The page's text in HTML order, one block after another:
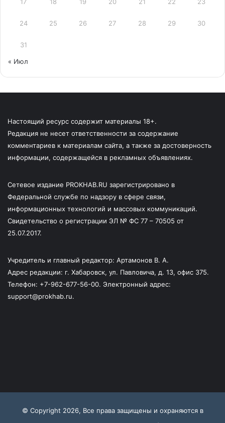
24 25 26 27 28 29 30
31
« Июл
Настоящий ресурс содержит материалы 18+.
Редакция не несет ответственности за содержание
комментариев к материалам сайта, а также за достоверность
информации, содержащейся в рекламных объявлениях.
Сетевое издание PROKHAB.RU зарегистрировано в
Федеральной службе по надзору в сфере связи,
информационных технологий и массовых коммуникаций.
Свидетельство о регистрации ЭЛ № ФС 77 – 70505 от
25.07.2017.
Учредитель и главный редактор: Артамонов В. А.
Адрес редакции: г. Хабаровск, ул. Павловича, д. 13, офис 375.
Телефон: +7-962-677-56-00. Электронный адрес:
support@prokhab.ru.
© Copyright 2026, Все права защищены и охраняются в